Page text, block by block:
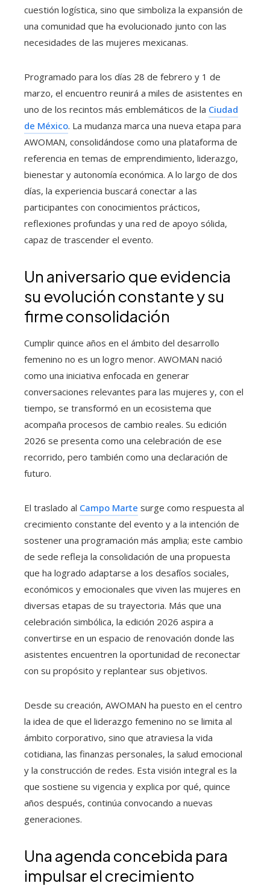
cuestión logística, sino que simboliza la expansión de
una comunidad que ha evolucionado junto con las
necesidades de las mujeres mexicanas.
Programado para los días 28 de febrero y 1 de
marzo, el encuentro reunirá a miles de asistentes en
uno de los recintos más emblemáticos de la Ciudad
de México. La mudanza marca una nueva etapa para
AWOMAN, consolidándose como una plataforma de
referencia en temas de emprendimiento, liderazgo,
bienestar y autonomía económica. A lo largo de dos
días, la experiencia buscará conectar a las
participantes con conocimientos prácticos,
reflexiones profundas y una red de apoyo sólida,
capaz de trascender el evento.
Un aniversario que evidencia
su evolución constante y su
firme consolidación
Cumplir quince años en el ámbito del desarrollo
femenino no es un logro menor. AWOMAN nació
como una iniciativa enfocada en generar
conversaciones relevantes para las mujeres y, con el
tiempo, se transformó en un ecosistema que
acompaña procesos de cambio reales. Su edición
2026 se presenta como una celebración de ese
recorrido, pero también como una declaración de
futuro.
El traslado al Campo Marte surge como respuesta al
crecimiento constante del evento y a la intención de
sostener una programación más amplia; este cambio
de sede refleja la consolidación de una propuesta
que ha logrado adaptarse a los desafíos sociales,
económicos y emocionales que viven las mujeres en
diversas etapas de su trayectoria. Más que una
celebración simbólica, la edición 2026 aspira a
convertirse en un espacio de renovación donde las
asistentes encuentren la oportunidad de reconectar
con su propósito y replantear sus objetivos.
Desde su creación, AWOMAN ha puesto en el centro
la idea de que el liderazgo femenino no se limita al
ámbito corporativo, sino que atraviesa la vida
cotidiana, las finanzas personales, la salud emocional
y la construcción de redes. Esta visión integral es la
que sostiene su vigencia y explica por qué, quince
años después, continúa convocando a nuevas
generaciones.
Una agenda concebida para
impulsar el crecimiento